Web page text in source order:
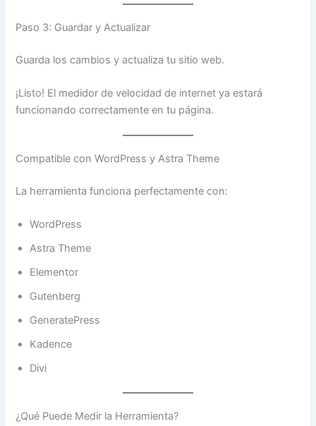
Paso 3: Guardar y Actualizar
Guarda los cambios y actualiza tu sitio web.
¡Listo! El medidor de velocidad de internet ya estará
funcionando correctamente en tu página.
Compatible con WordPress y Astra Theme
La herramienta funciona perfectamente con:
WordPress
Astra Theme
Elementor
Gutenberg
GeneratePress
Kadence
Divi
¿Qué Puede Medir la Herramienta?